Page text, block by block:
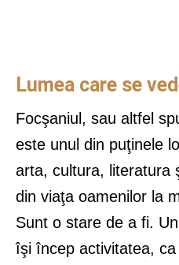
Lumea care se
Focşaniul, sau altfel
este unul din puţinele
arta, cultura, literatura
din viaţa oamenilor la
Sunt o stare de a fi.
îşi încep activitatea,